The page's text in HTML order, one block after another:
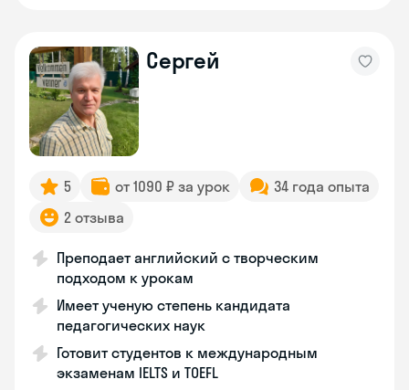
Сергей
5 от 1090 ₽ за урок
34 года опыта
2 отзыва
Преподает английский с творческим
подходом к урокам
Имеет ученую степень кандидата
педагогических наук
Готовит студентов к международным
экзаменам IELTS и TOEFL